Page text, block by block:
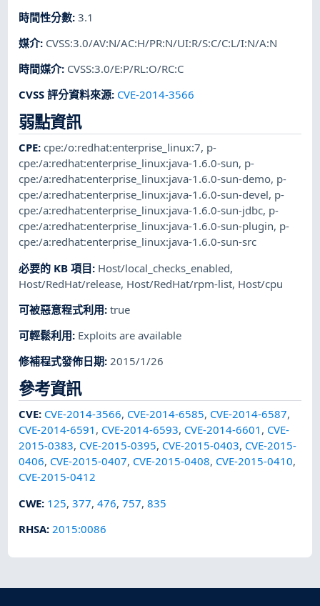
時間性分數:3.1
媒介: CVSS:3.0/AV:N/AC:H/PR:N/UI:R/S:C/C:L/I:N/A:N
時間媒介: CVSS:3.0/E:P/RL:O/RC:C
CVSS 評分資料來源: CVE-2014-3566
弱點資訊
CPE:cpe:/o:redhat:enterprise_linux:7, p-
cpe:/a:redhat:enterprise_linux:java-1.6.0-sun, p-
cpe:/a:redhat:enterprise_linux:java-1.6.0-sun-demo, p-
cpe:/a:redhat:enterprise_linux:java-1.6.0-sun-devel, p-
cpe:/a:redhat:enterprise_linux:java-1.6.0-sun-jdbc, p-
cpe:/a:redhat:enterprise_linux:java-1.6.0-sun-plugin, p-
cpe:/a:redhat:enterprise_linux:java-1.6.0-sun-src
必要的 KB 項目: Host/local_checks_enabled,
Host/RedHat/release, Host/RedHat/rpm-list, Host/cpu
可被惡意程式利用:true
可輕鬆利用: Exploits are available
修補程式發佈日期:2015/1/26
參考資訊
CVE: CVE-2014-3566, CVE-2014-6585, CVE-2014-6587,
CVE-2014-6591 , CVE-2014-6593, CVE-2014-6601 , CVE-
2015-0383, CVE-2015-0395, CVE-2015-0403, CVE-2015-
0406, CVE-2015-0407, CVE-2015-0408, CVE-2015-0410,
CVE-2015-0412
CWE: 125,377,476,757,835
RHSA: 2015:0086